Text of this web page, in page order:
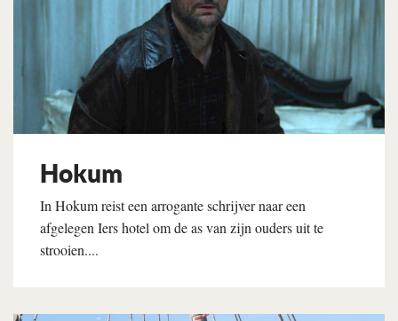
Hokum
In Hokum reist een arrogante schrijver naar een
afgelegen Iers hotel om de as van zijn ouders uit te
strooien....
Lees verder